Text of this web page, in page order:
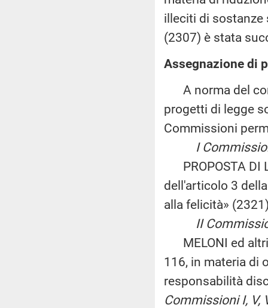
illeciti di sostanze
(2307) è stata
Assegnazione di
A norma del
progetti di legge
Commissioni
I
PROPOSTA DI
dell'articolo 3
alla felicità»
II
MELONI ed
116, in materia di
responsabilità
Commissioni I, V,